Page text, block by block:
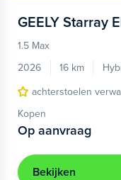
GEELY Starray
1.5 Max
2026
16 km
achterstoelen
Kopen
Op aanvraag
Bekijken